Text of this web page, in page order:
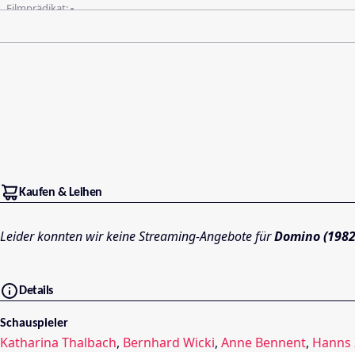
Filmprädikat:-
Kaufen & Leihen
Leider konnten wir keine Streaming-Angebote fürDomino
Details
Schauspieler
Katharina Thalbach, Bernhard Wicki, Anne Bennent, Hanns